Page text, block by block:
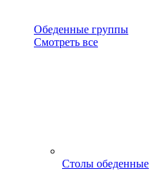
Обеденные группы
Смотреть все
Столы обеденные